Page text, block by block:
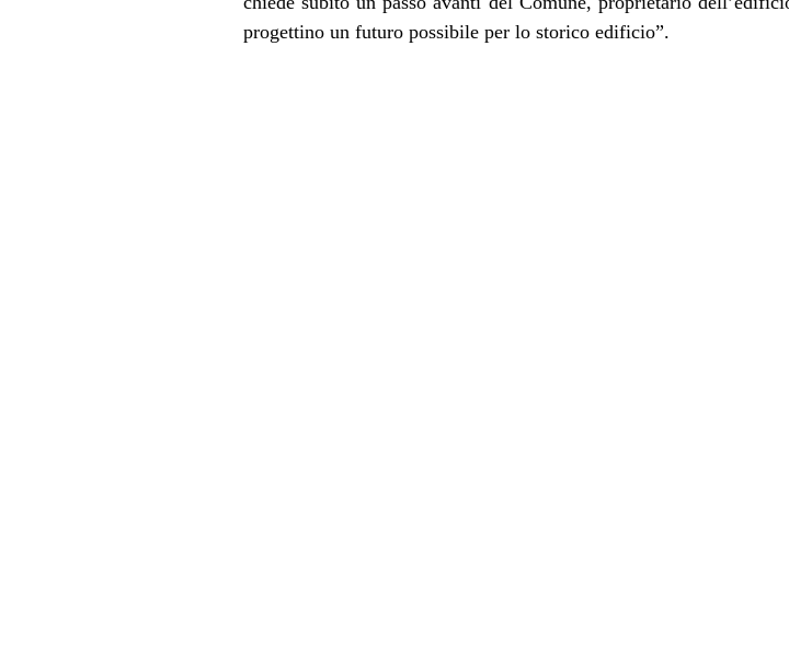
progettino un futuro possibile per lo storico edificio”.